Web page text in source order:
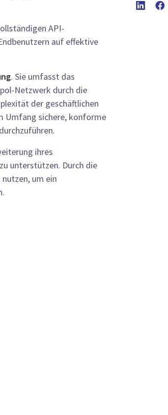
API-
auf effektive
. Sie umfasst das
Netzwerk durch die
der geschäftlichen
Umfang sichere, konforme
ihres
unterstützen. Durch die
um ein